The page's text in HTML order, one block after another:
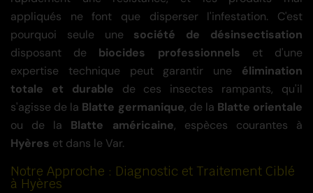
appliqués ne font que disperser l'infestation. C'est
pourquoi seule une société de désinsectisation
disposant de biocides professionnels et d'une
expertise technique peut garantir une élimination
totale et durable de ces insectes rampants, qu'il
s'agisse de la Blatte germanique, de la Blatte orientale
ou de la Blatte américaine, espèces courantes à
Hyères et dans le Var.
Notre Approche : Diagnostic et Traitement Ciblé
à Hyères